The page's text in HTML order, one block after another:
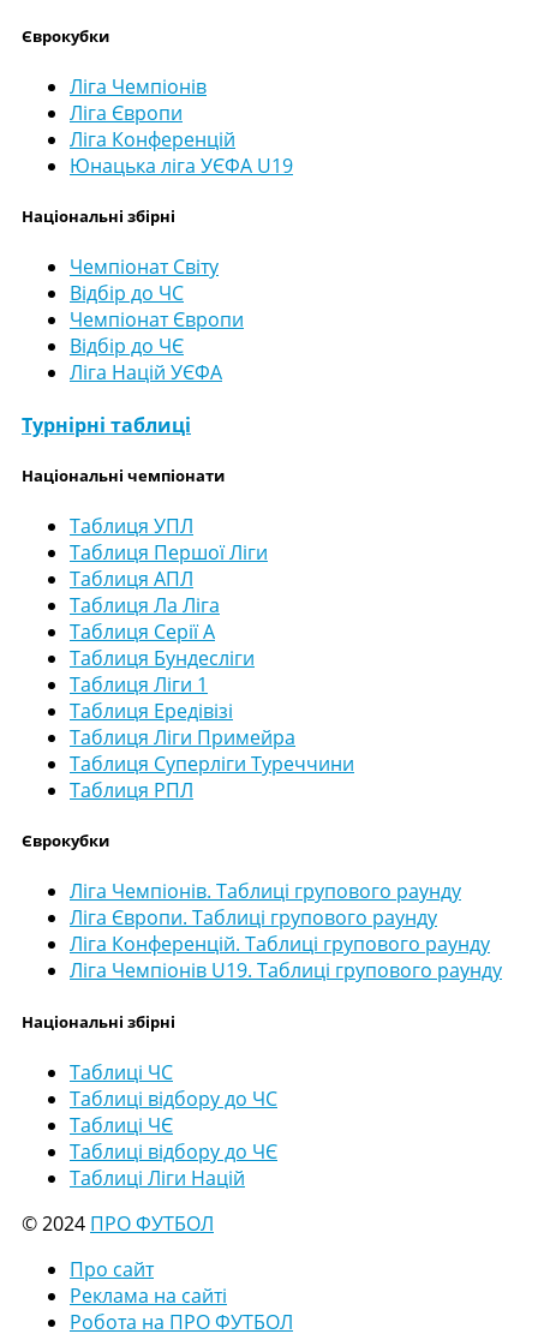
Єврокубки
Ліга Чемпіонів
Ліга Європи
Ліга Конференцій
Юнацька ліга УЄФА U19
Національні збірні
Чемпіонат Світу
Відбір до ЧС
Чемпіонат Європи
Відбір до ЧЄ
Ліга Націй УЄФА
Турнірні таблиці
Національні чемпіонати
Таблиця УПЛ
Таблиця Першої Ліги
Таблиця АПЛ
Таблиця Ла Ліга
Таблиця Серії А
Таблиця Бундесліги
Таблиця Ліги 1
Таблиця Ередівізі
Таблиця Ліги Примейра
Таблиця Суперліги Туреччини
Таблиця РПЛ
Єврокубки
Ліга Чемпіонів. Таблиці групового раунду
Ліга Європи. Таблиці групового раунду
Ліга Конференцій. Таблиці групового раунду
Ліга Чемпіонів U19. Таблиці групового раунду
Національні збірні
Таблиці ЧС
Таблиці відбору до ЧС
Таблиці ЧЄ
Таблиці відбору до ЧЄ
Таблиці Ліги Націй
© 2024 ПРО ФУТБОЛ
Про сайт
Реклама на сайті
Робота на ПРО ФУТБОЛ